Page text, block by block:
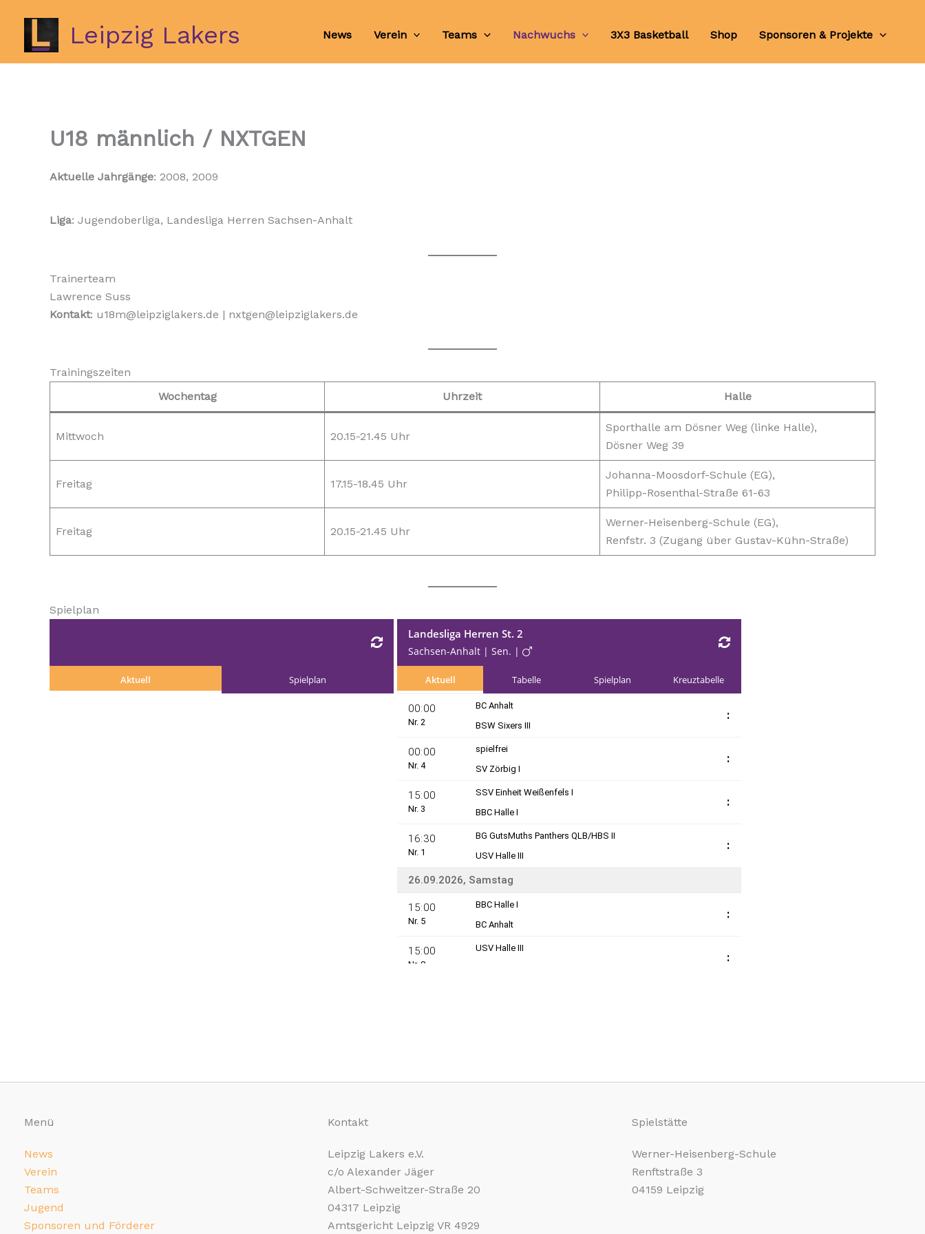
Inhalt
springen
Leipzig Lakers News Verein Teams Nachwuchs 3X3 Basketball Shop Sponsoren & Projekte
U18 männlich / NXTGEN
Aktuelle Jahrgänge: 2008, 2009
Liga: Jugendoberliga, Landesliga Herren Sachsen-Anhalt
Trainerteam
Lawrence Suss
Kontakt: u18m@leipziglakers.de | nxtgen@leipziglakers.de
Trainingszeiten
Wochentag
Uhrzeit Halle
Mittwoch 20.15-21.45 Uhr
Sporthalle am Dösner Weg (linke Halle),
Dösner Weg 39
Freitag 17.15-18.45 Uhr
Johanna-Moosdorf-Schule (EG),
Philipp-Rosenthal-Straße 61-63
Freitag 20.15-21.45 Uhr
Werner-Heisenberg-Schule (EG),
Renfstr. 3 (Zugang über Gustav-Kühn-Straße)
Spielplan
Menü
News
Verein
Teams
Jugend
Sponsoren und Förderer
Kontakt
Leipzig Lakers e.V.
c/o Alexander Jäger
Albert-Schweitzer-Straße 20
04317 Leipzig
Amtsgericht Leipzig VR 4929
Spielstätte
Werner-Heisenberg-Schule
Renftstraße 3
04159 Leipzig